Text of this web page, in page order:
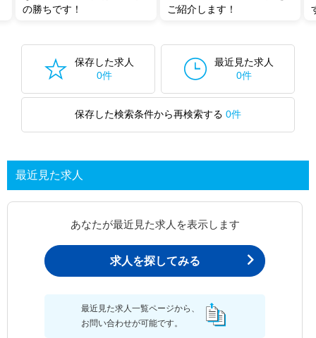
の勝ちです！
ご紹介します！
保存した求人
0件
最近見た求人
0件
保存した検索条件から再検索する 0件
最近見た求人
あなたが最近見た求人を表示します
求人を探してみる
最近見た求人一覧ページから、
お問い合わせが可能です。